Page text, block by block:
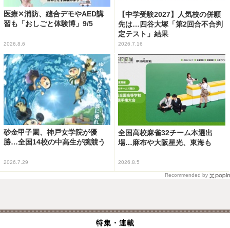
医療✕消防、縫合デモやAED講
習も「おしごと体験博」9/5
2026.8.6
【中学受験2027】人気校の併願
先は…四谷大塚「第2回合不合判
定テスト」結果
2026.7.16
砂金甲子園、神戸女学院が優
勝…全国14校の中高生が腕競う
2026.7.29
全国高校麻雀32チーム本選出
場…麻布や大阪星光、東海も
2026.8.5
Recommended by
特集・連載